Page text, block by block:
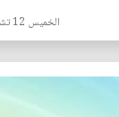
الخميس 12 تشرين الاول 2017